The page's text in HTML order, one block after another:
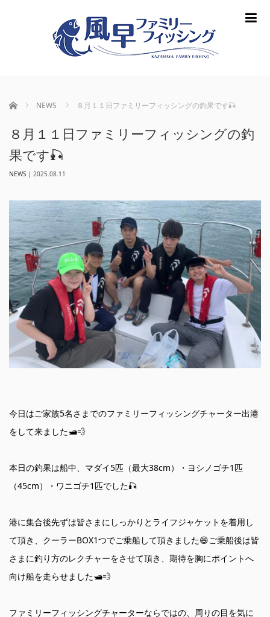
ホーム NEWS ８月１１日ファミリーフィッシングの釣果です🎣
８月１１日ファミリーフィッシングの釣
果です🎣
NEWS | 2025.08.11
今日はご家族5名さまでのファミリーフィッシングチャーター出港
をして来ました🛥️💨
本日の釣果は船中、マダイ5匹（最大38cm）・ヨシノゴチ1匹
（45cm）・ワニゴチ1匹でした🎣
港に集合後先ずは皆さまにしっかりとライフジャケットを着用し
て頂き、クーラーBOX1つでご乗船して頂きました😄ご乗船後は皆
さまに釣り方のレクチャーをさせて頂き、期待を胸にポイントへ
向け船を走らせました🛥️💨
ファミリーフィッシングチャーターならではの、周りの目を気に